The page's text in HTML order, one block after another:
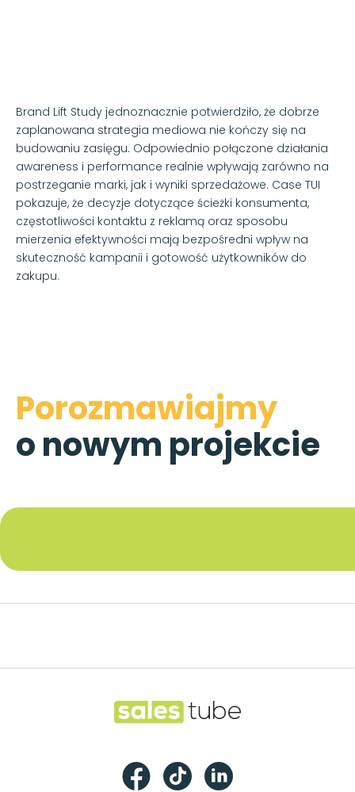
Brand Lift Study jednoznacznie potwierdziło, że dobrze
zaplanowana strategia mediowa nie kończy się na
budowaniu zasięgu. Odpowiednio połączone działania
awareness i performance realnie wpływają zarówno na
postrzeganie marki, jak i wyniki sprzedażowe. Case TUI
pokazuje, że decyzje dotyczące ścieżki konsumenta,
częstotliwości kontaktu z reklamą oraz sposobu
mierzenia efektywności mają bezpośredni wpływ na
skuteczność kampanii i gotowość użytkowników do
zakupu.
Porozmawiajmy
o nowym projekcie
Salestube
FacebookTikTok LinkedIn